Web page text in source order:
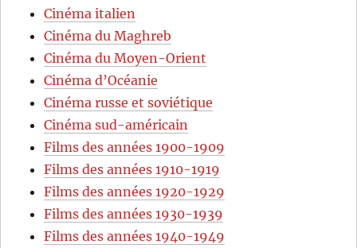
Cinéma italien
Cinéma du Maghreb
Cinéma du Moyen-Orient
Cinéma d’Océanie
Cinéma russe et soviétique
Cinéma sud-américain
Films des années 1900-1909
Films des années 1910-1919
Films des années 1920-1929
Films des années 1930-1939
Films des années 1940-1949